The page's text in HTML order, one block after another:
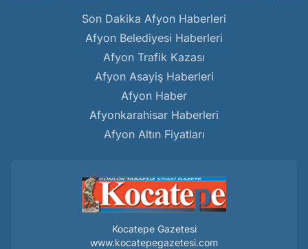
Son Dakika Afyon Haberleri
Afyon Belediyesi Haberleri
Afyon Trafik Kazası
Afyon Asayiş Haberleri
Afyon Haber
Afyonkarahisar Haberleri
Afyon Altın Fiyatları
Kocatepe Gazetesi
www.kocatepegazetesi.com